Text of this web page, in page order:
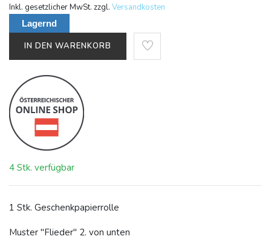
Inkl. gesetzlicher MwSt. zzgl. Versandkosten
Lagernd
IN DEN WARENKORB
4 Stk. verfügbar
1 Stk. Geschenkpapierrolle
Muster "Flieder" 2. von unten